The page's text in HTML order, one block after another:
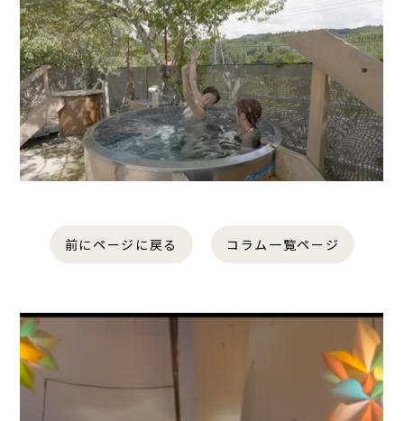
前にページに戻る コラム一覧ページ